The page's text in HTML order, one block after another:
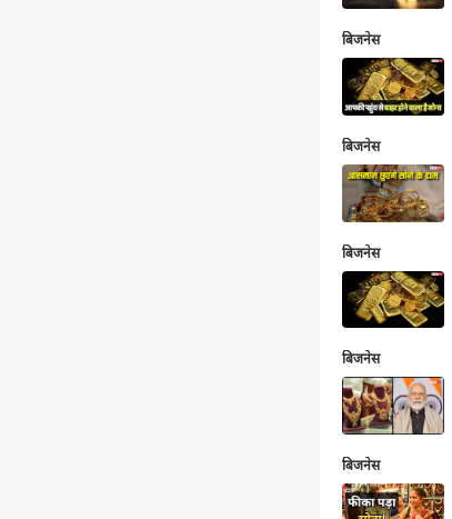
बिजनेस
बिजनेस
बिजनेस
बिजनेस
बिजनेस